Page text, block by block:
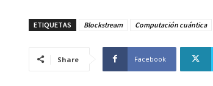
ETIQUETAS Blockstream Computación cuántica
Share Facebook